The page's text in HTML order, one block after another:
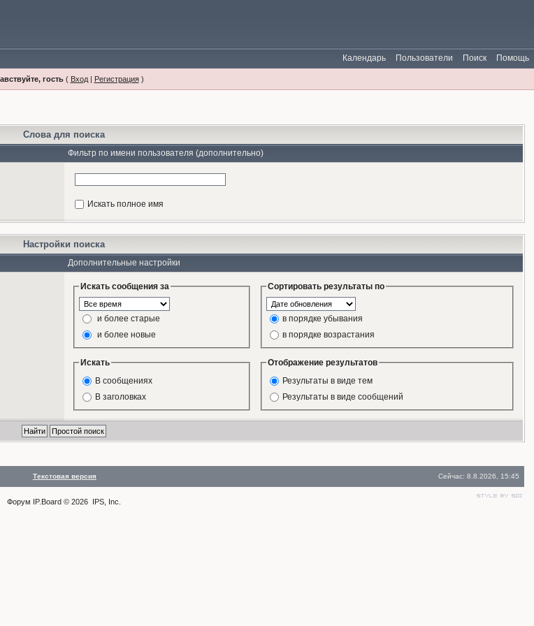
Помощь
Поиск
Пользователи
Календарь
гость( Вход| Регистрация)
Слова для поиска
Фильтр по имени пользователя (дополнительно)
Искать полное имя
Настройки поиска
Дополнительные настройки
Искать сообщения за
и более старые
и более новые
Сортировать результаты по
в порядке убывания
в порядке возрастания
Искать
В сообщениях
В заголовках
Отображение результатов
Результаты в виде тем
Результаты в виде сообщений
Текстовая версия Сейчас: 8.8.2026, 15:45
Форум IP.Board © 2026 IPS, Inc